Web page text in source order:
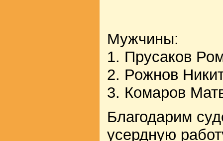
Мужчины:
1. Прусаков
2. Рожнов
3. Комаров
Благодарим
усердную